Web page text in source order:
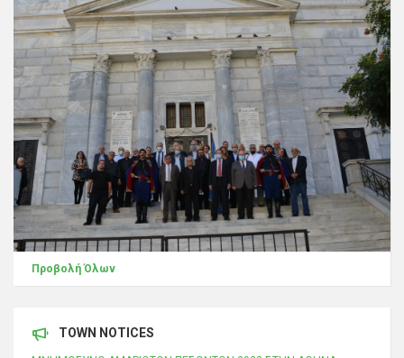
Προβολή Όλων
TOWN NOTICES